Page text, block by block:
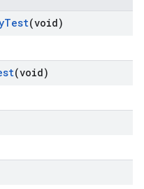
Test(void)
(void)